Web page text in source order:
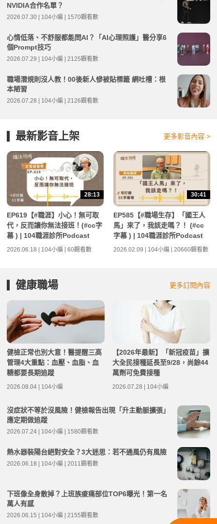
NVIDIA合作名單？
2026.07.30 | 104小編 | 1570觀看數
心情低落、不舒服都能問AI？「AI心理照護」醫分享6
個Prompt技巧
2026.07.29 | 104小編 | 2125觀看數
職場潛規則沒人教！00後新人慘被貼標籤 網吐槽：根
本陋習
2026.07.28 | 104小編 | 2126觀看數
最新影音上架 更多影音內容 >
28:13
EP619【#職涯】小心！無可取
代，反而讓你無法接班！(#cc字
幕 ) | 104職涯診所Podcast
2026.06.18 | 104小編 | 60觀看數
30:41
EP585【#職場生存】「國王人
馬」來了，我該走嗎？！ (#cc
字幕 ) | 104職涯診所Podcast
2026.02.09 | 104小編 | 20660觀看數
健康職場 更多訂閱內容
健檢正常也別大意！醫提醒三高
管理4大重點：血壓、血脂、血
糖都要長期追蹤
2026.08.04 | 104小編
【2026年最新】「新冠疫苗」擴
大全民接種延長至9/28，尚餘44
萬劑可免費接種
2026.07.28 | 104小編
沒症狀不等於沒風險！健檢報告出現「升主動脈擴張」
應定期做追蹤
2026.07.24 | 104小編 | 1580觀看數
熱水器裝陽台絕對安全？3大迷思：若不通風仍有風險
2026.06.18 | 104小編 | 2011觀看數
下班像全身散掉？上班族痠痛部位TOP6曝光！第一名
萬人有感
2026.06.15 | 104小編 | 2155觀看數